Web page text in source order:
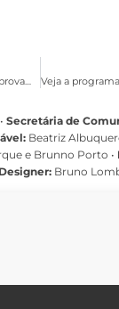
Secretária de
Beatriz
e Brunno Porto •
Designer: Bruno